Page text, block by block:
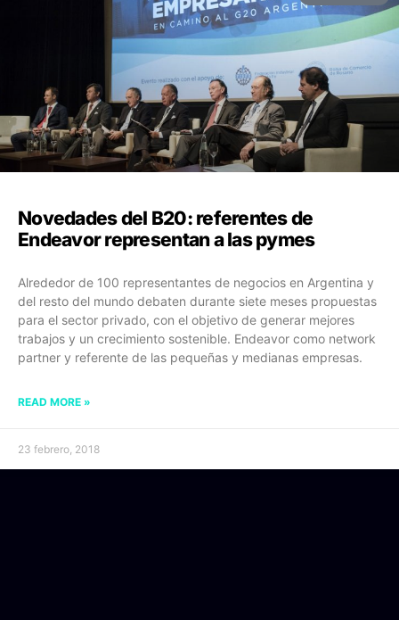
Novedades del B20: referentes de
Endeavor representan a las pymes
Alrededor de 100 representantes de negocios en Argentina y
del resto del mundo debaten durante siete meses propuestas
para el sector privado, con el objetivo de generar mejores
trabajos y un crecimiento sostenible. Endeavor como network
partner y referente de las pequeñas y medianas empresas.
READ MORE »
23 febrero, 2018